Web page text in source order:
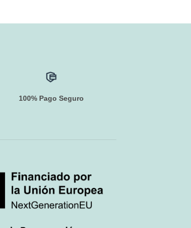
100% Pago Seguro